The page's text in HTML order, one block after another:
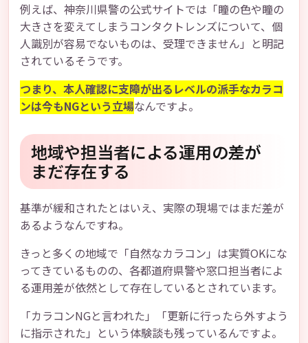
例えば、神奈川県警の公式サイトでは「瞳の色や瞳の
大きさを変えてしまうコンタクトレンズについて、個
人識別が容易でないものは、受理できません」と明記
されているそうです。
つまり、本人確認に支障が出るレベルの派手なカラコ
ンは今もNGという立場なんですよ。
地域や担当者による運用の差が
まだ存在する
基準が緩和されたとはいえ、実際の現場ではまだ差が
あるようなんですね。
きっと多くの地域で「自然なカラコン」は実質OKにな
ってきているものの、各都道府県警や窓口担当者によ
る運用差が依然として存在しているとされています。
「カラコンNGと言われた」「更新に行ったら外すよう
に指示された」という体験談も残っているんですよ。